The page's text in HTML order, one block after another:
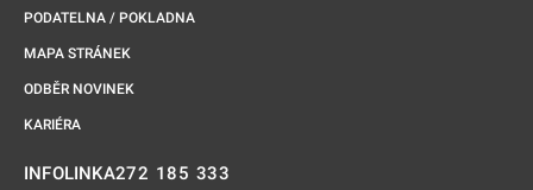
PODATELNA / POKLADNA
MAPA STRÁNEK
ODBĚR NOVINEK
KARIÉRA
INFOLINKA272 185 333